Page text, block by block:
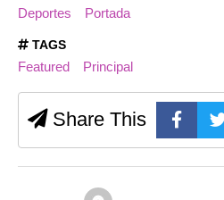
Deportes Portada
TAGS
Featured Principal
Share This